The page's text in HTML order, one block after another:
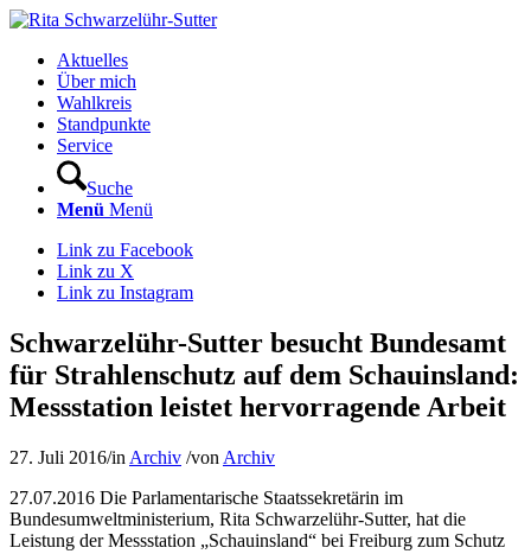
Aktuelles
Über mich
Wahlkreis
Standpunkte
Service
Suche
Menü Menü
Link zu Facebook
Link zu X
Link zu Instagram
Schwarzelühr-Sutter besucht Bundesamt
für Strahlenschutz auf dem Schauinsland:
Messstation leistet hervorragende Arbeit
27. Juli 2016/in Archiv /von Archiv
27.07.2016 Die Parlamentarische Staatssekretärin im
Bundesumweltministerium, Rita Schwarzelühr-Sutter, hat die
Leistung der Messstation „Schauinsland“ bei Freiburg zum Schutz